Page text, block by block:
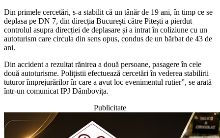
Din primele cercetări, s-a stabilit că un tânăr de 19 ani, în timp ce se
deplasa pe DN 7, din direcția București către Pitești a pierdut
controlul asupra direcției de deplasare și a intrat în coliziune cu un
autoturism care circula din sens opus, condus de un bărbat de 43 de
ani.
Din accident a rezultat rănirea a două persoane, pasagere în cele
două autoturisme. Polițistii efectuează cercetări în vederea stabilirii
tuturor împrejurărilor în care a avut loc evenimentul rutier”, se arată
într-un comunicat IPJ Dâmbovița.
Publicitate